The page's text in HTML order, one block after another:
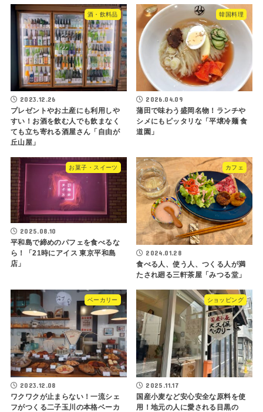
酒・飲料品
2023.12.26
プレゼントやお土産にも利用しや
すい！お酒を飲む人でも飲まなく
ても立ち寄れる酒屋さん「自由が
丘山屋」
韓国料理
2026.04.09
蒲田で味わう盛岡名物！ランチや
シメにもピッタリな「平壌冷麺 食
道園」
お菓子・スイーツ
2025.08.10
平和島で締めのパフェを食べるな
ら！「21時にアイス 東京平和島
店」
カフェ
2024.01.28
食べる人、使う人、つくる人が満
たされ廻る三軒茶屋「みつる堂」
ベーカリー
2023.12.08
ワクワクが止まらない！一流シェ
フがつくる二子玉川の本格ベーカ
ショッピング
2025.11.17
国産小麦など安心安全な原料を使
用！地元の人に愛される目黒の